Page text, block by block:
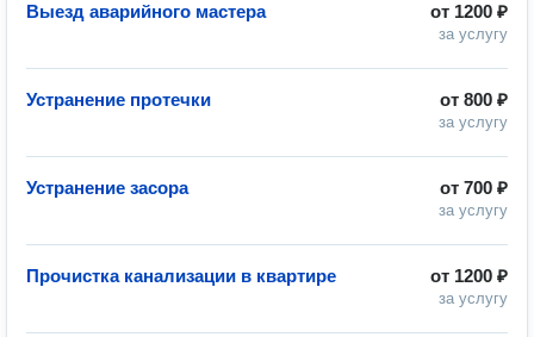
от 1200 ₽
за услугу
Выезд аварийного мастера
от 800 ₽
за услугу
Устранение протечки
от 700 ₽
за услугу
Устранение засора
от 1200 ₽
за услугу
Прочистка канализации в квартире